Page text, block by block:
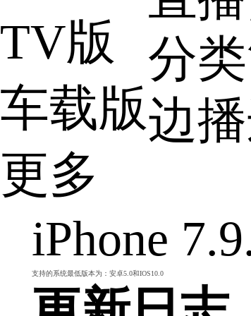
TV版
车载版
更多
分
边
iPhone
支持的系统最低版本为：安卓5.0和IOS10.0